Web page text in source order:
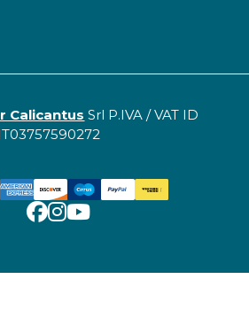
Calicantus Srl P.IVA / VAT ID